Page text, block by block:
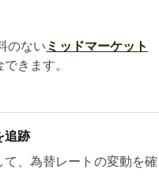
のない ミッドマーケット
きます。
追跡
、為替レートの変動を確